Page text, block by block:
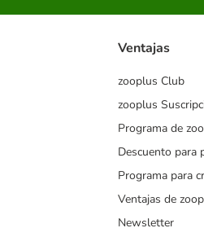
Ventajas
zooplus Club
zooplus
Programa de
Descuento para
Programa para
Ventajas de
Newsletter